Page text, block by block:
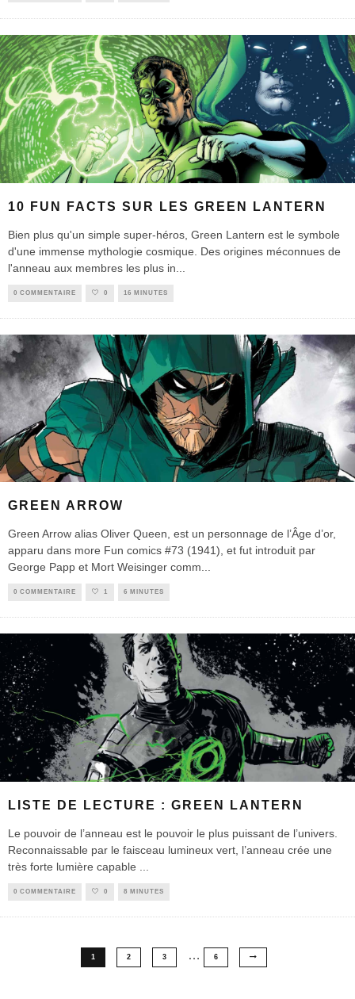
10 FUN FACTS SUR LES GREEN LANTERN
Bien plus qu'un simple super-héros, Green Lantern est le symbole
d'une immense mythologie cosmique. Des origines méconnues de
l'anneau aux membres les plus in
0 COMMENTAIRE 0 16 MINUTES
GREEN ARROW
Green Arrow alias Oliver Queen, est un personnage de l’Âge d’or,
apparu dans more Fun comics #73 (1941), et fut introduit par
George Papp et Mort Weisinger comm...
0 COMMENTAIRE 1 6 MINUTES
LISTE DE LECTURE : GREEN LANTERN
Le pouvoir de l’anneau est le pouvoir le plus puissant de l’univers.
Reconnaissable par le faisceau lumineux vert, l’anneau crée une
très forte lumière capable
0 COMMENTAIRE 0 8 MINUTES
1 2 3 … 6